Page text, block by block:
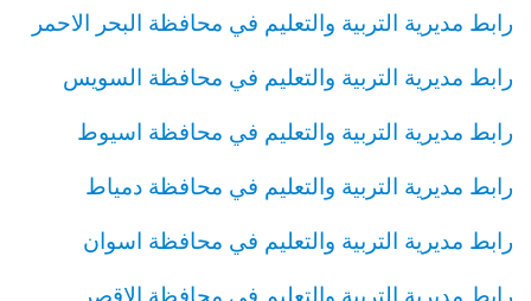
رابط مديرية التربية والتعليم في محافظة البحر الاحمر
رابط مديرية التربية والتعليم في محافظة السويس
رابط مديرية التربية والتعليم في محافظة اسيوط
رابط مديرية التربية والتعليم في محافظة دمياط
رابط مديرية التربية والتعليم في محافظة اسوان
رابط مديرية التربية والتعليم في محافظة الاقصر